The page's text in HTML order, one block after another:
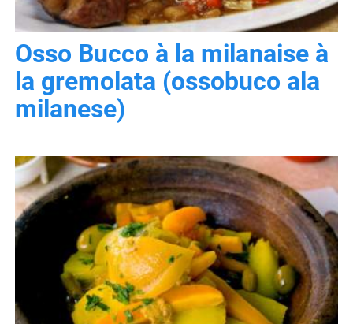
Osso Bucco à la milanaise à
la gremolata (ossobuco ala
milanese)